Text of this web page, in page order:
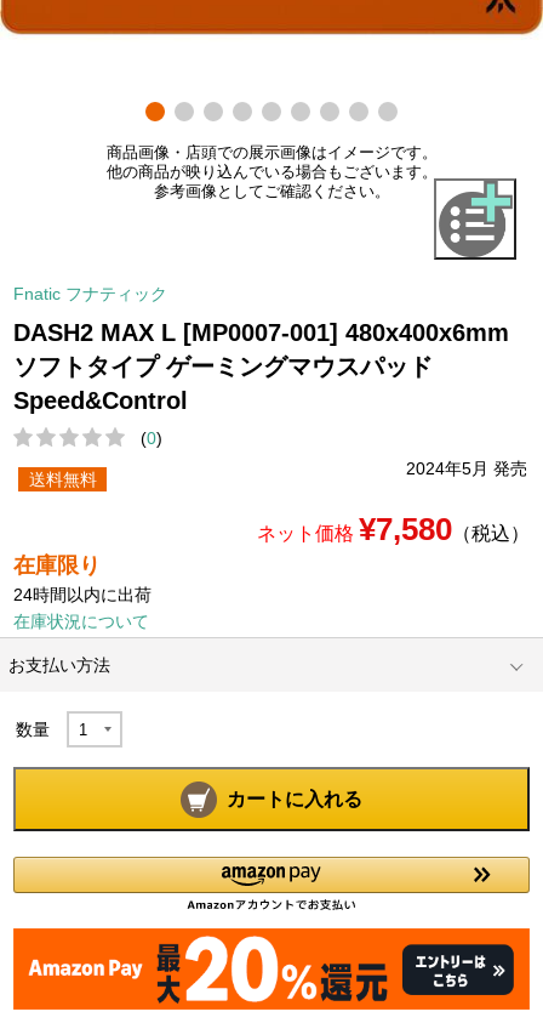
商品画像・店頭での展示画像はイメージです。
他の商品が映り込んでいる場合もございます。
参考画像としてご確認ください。
Fnatic フナティック
DASH2 MAX L [MP0007-001] 480x400x6mm
ソフトタイプ ゲーミングマウスパッド
Speed&Control
(0)
2024年5月 発売
送料無料
ネット価格 ¥7,580（税込）
在庫限り
24時間以内に出荷
在庫状況について
お支払い方法
数量
カートに入れる